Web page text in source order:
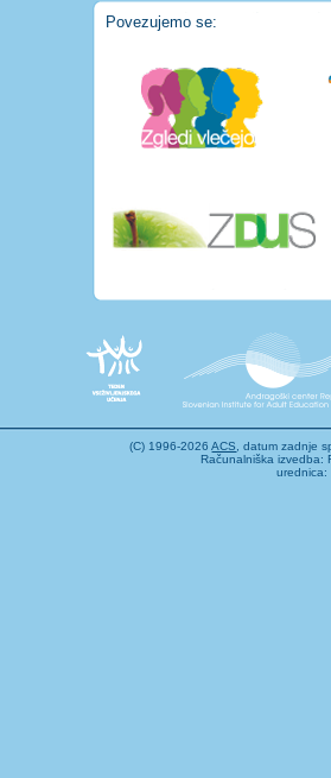
Povezujemo se:
(C) 1996-2026ACS
, datum zadnje
Računalniška izvedba:
urednica: